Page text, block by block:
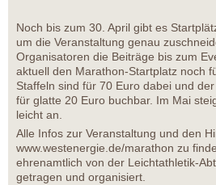
Noch bis zum 30. April gibt es
um die Veranstaltung genau
Organisatoren die Beiträge bis zum
aktuell den Marathon-Startplatz noch
Staffeln sind für 70 Euro dabei und
für glatte 20 Euro buchbar. Im Mai
leicht an.
Alle Infos zur Veranstaltung und den
www.westenergie.de/marathon zu
ehrenamtlich von der Leichtathletik-
getragen und organisiert.